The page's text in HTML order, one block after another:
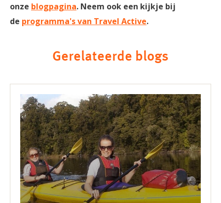
onze blogpagina. Neem ook een kijkje bij
de programma's van Travel Active.
Gerelateerde blogs